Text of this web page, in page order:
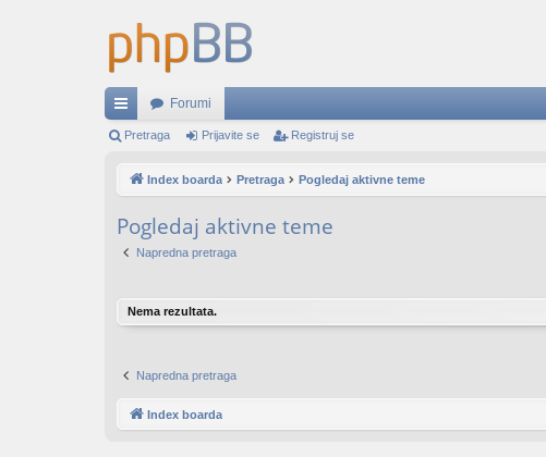
rzi
vi
Forumi
Pretraga Prijavite se Registruj se
Index boarda Pretraga Pogledaj aktivne teme
Pogledaj aktivne teme
Napredna pretraga
Nema rezultata.
Napredna pretraga
Index boarda